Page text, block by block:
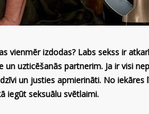
vienmēr izdodas? Labs sekss ir
uzticēšanās partnerim. Ja ir visi
un justies apmierināti. No iekāres
iegūt seksuālu svētlaimi.